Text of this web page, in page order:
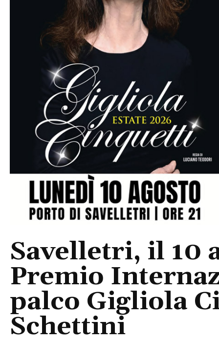
Savelletri, il 10
Premio
palco Gigliola
Schettini